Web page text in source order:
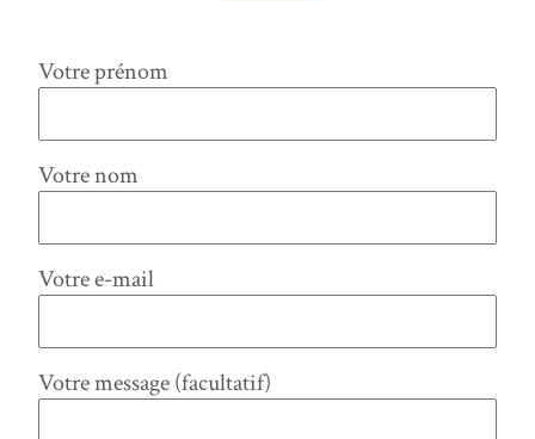
Votre prénom
Votre nom
Votre e-mail
Votre message (facultatif)